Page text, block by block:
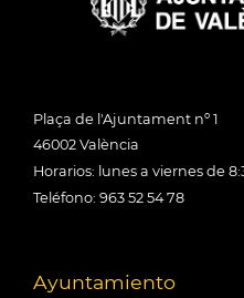
Plaça de l'Ajuntament nº 1
46002 València
Horarios: lunes a viernes de
Teléfono: 963 52 54 78
Ayuntamiento